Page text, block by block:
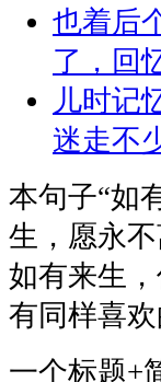
也着后
了，回
儿时记
迷走不
本句子“如
生，愿永
如有来生
有同样喜
一个标题+